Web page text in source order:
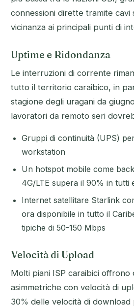
connessioni dirette tramite cavi
vicinanza ai principali punti di
Uptime e Ridondanza
Le interruzioni di corrente
tutto il territorio caraibico, in
stagione degli uragani da
lavoratori da remoto seri
Gruppi di continuità (UPS)
workstation
Un hotspot mobile come
4G/LTE supera il 90% in tutti
Internet satellitare Starlink
ora disponibile in tutto il
tipiche di 50-150 Mbps
Velocità di Upload
Molti piani ISP caraibici offrono
asimmetriche con velocità di
30% delle velocità di download